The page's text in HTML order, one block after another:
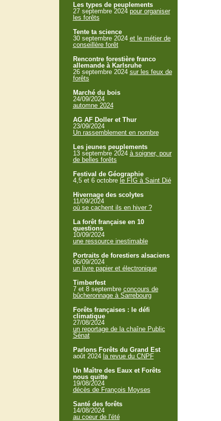
Les types de peuplements
27 septembre 2024 pour organiser
les forêts
Tente ta science
30 septembre 2024 et le métier de
conseillère forêt
Rencontre forestière franco
allemande à Karlsruhe
26 septembre 2024 sur les feux de
forêts
Marché du bois
24/09/2024
automne 2024
AG AF Doller et Thur
23/09/2024
Un rassemblement en nombre
Les jeunes peuplements
13 septembre 2024 à soigner, pour
de belles forêts
Festival de Géographie
4,5 et 6 octobre le FIG à Saint Dié
Hivernage des scolytes
11/09/2024
où se cachent ils en hiver ?
La forêt française en 10
questions
10/09/2024
une ressource inestimable
Portraits de forestiers alsaciens
06/09/2024
un livre papier et électronique
Timberfest
7 et 8 septembre concours de
bûcheronnage à Sarrebourg
Forêts françaises : le défi
climatique
27/08/2024
un reportage de la chaîne Public
Sénat
Parlons Forêts du Grand Est
août 2024 la revue du CNPF
Un Maître des Eaux et Forêts
nous quitte
19/08/2024
décès de François Moyses
Santé des forêts
14/08/2024
au coeur de l'été